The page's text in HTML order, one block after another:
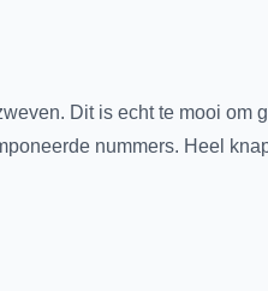
Dit is echt te mooi om
nummers. Heel